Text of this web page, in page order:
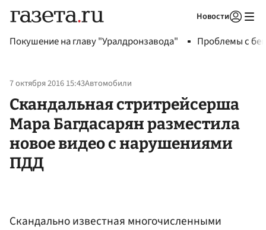
Новости
Покушение на главу "Уралдронзавода" Проблемы с
7 октября 2016 15:43Автомобили
Скандальная стритрейсерша
Мара Багдасарян разместила
новое видео с нарушениями
ПДД
Скандально известная многочисленными